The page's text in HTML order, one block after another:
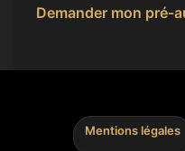
Demander mon pré-
Mentions légales